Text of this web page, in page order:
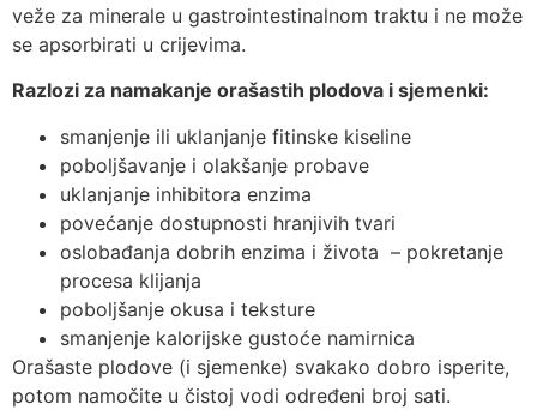
veže za minerale u gastrointestinalnom traktu i ne može
se apsorbirati u crijevima.
Razlozi za namakanje orašastih plodova i sjemenki:
smanjenje ili uklanjanje fitinske kiseline
poboljšavanje i olakšanje probave
uklanjanje inhibitora enzima
povećanje dostupnosti hranjivih tvari
oslobađanja dobrih enzima i života – pokretanje
procesa klijanja
poboljšanje okusa i teksture
smanjenje kalorijske gustoće namirnica
Orašaste plodove (i sjemenke) svakako dobro isperite,
potom namočite u čistoj vodi određeni broj sati.